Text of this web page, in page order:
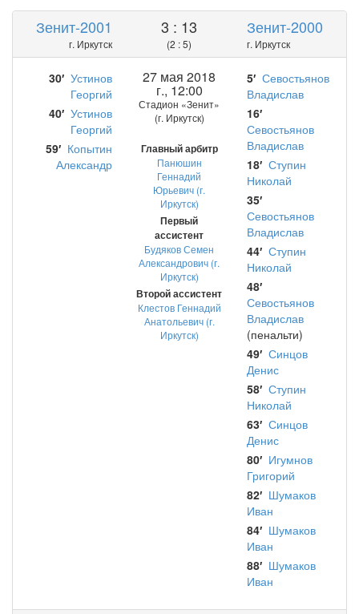
Зенит-2001
г. Иркутск
3 : 13
(2 : 5)
Зенит-2000
г. Иркутск
30′ Устинов
Георгий
40′ Устинов
Георгий
59′ Копытин
Александр
27 мая 2018
г., 12:00
Стадион «Зенит»
(г. Иркутск)
Главный арбитр
Панюшин
Геннадий
Юрьевич (г.
Иркутск)
Первый
ассистент
Будяков Семен
Александрович (г.
Иркутск)
Второй ассистент
Клестов Геннадий
Анатольевич (г.
Иркутск)
5′ Севостьянов
Владислав
16′
Севостьянов
Владислав
18′ Ступин
Николай
35′
Севостьянов
Владислав
44′ Ступин
Николай
48′
Севостьянов
Владислав
(пенальти)
49′ Синцов
Денис
58′ Ступин
Николай
63′ Синцов
Денис
80′ Игумнов
Григорий
82′ Шумаков
Иван
84′ Шумаков
Иван
88′ Шумаков
Иван